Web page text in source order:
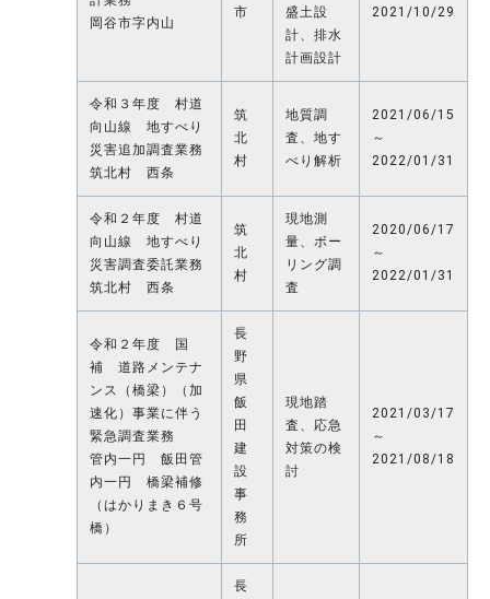
岡谷市字内山
市
盛土設
計、排水
計画設計
2021/10/29
令和３年度 村道
向山線 地すべり
災害追加調査業務
筑北村 西条
筑
北
村
地質調
査、地す
べり解析
2021/06/15
～
2022/01/31
令和２年度 村道
向山線 地すべり
災害調査委託業務
筑北村 西条
筑
北
村
現地測
量、ボー
リング調
査
2020/06/17
～
2022/01/31
令和２年度 国
補 道路メンテナ
ンス（橋梁）（加
速化）事業に伴う
緊急調査業務
管内一円 飯田管
内一円 橋梁補修
（はかりまき６号
橋）
長
野
県
飯
田
建
設
事
務
所
現地踏
査、応急
対策の検
討
2021/03/17
～
2021/08/18
長